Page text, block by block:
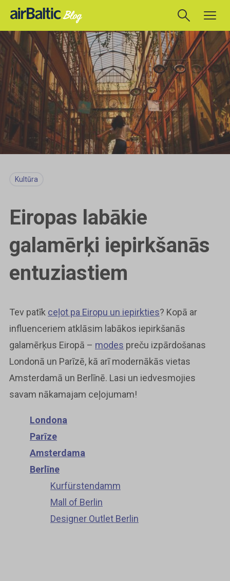
Kultūra
Eiropas labākie
galamērķi iepirkšanās
entuziastiem
Tev patīk ceļot pa Eiropu un iepirkties? Kopā ar
influenceriem atklāsim labākos iepirkšanās
galamērķus Eiropā – modes preču izpārdošanas
Londonā un Parīzē, kā arī modernākās vietas
Amsterdamā un Berlīnē. Lasi un iedvesmojies
savam nākamajam ceļojumam!
Londona
Parīze
Amsterdama
Berlīne
Kurfürstendamm
Mall of Berlin
Designer Outlet Berlin